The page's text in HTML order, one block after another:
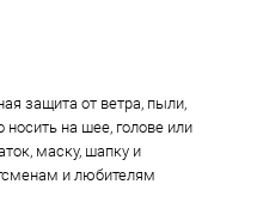
защита от ветра, пыли,
на шее, голове или
маску, шапку и
и любителям